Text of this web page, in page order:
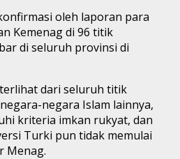
oleh laporan para
Kemenag di 96 titik
di seluruh provinsi di
dari seluruh titik
negara Islam lainnya,
kriteria imkan rukyat, dan
Turki pun tidak memulai
Menag.